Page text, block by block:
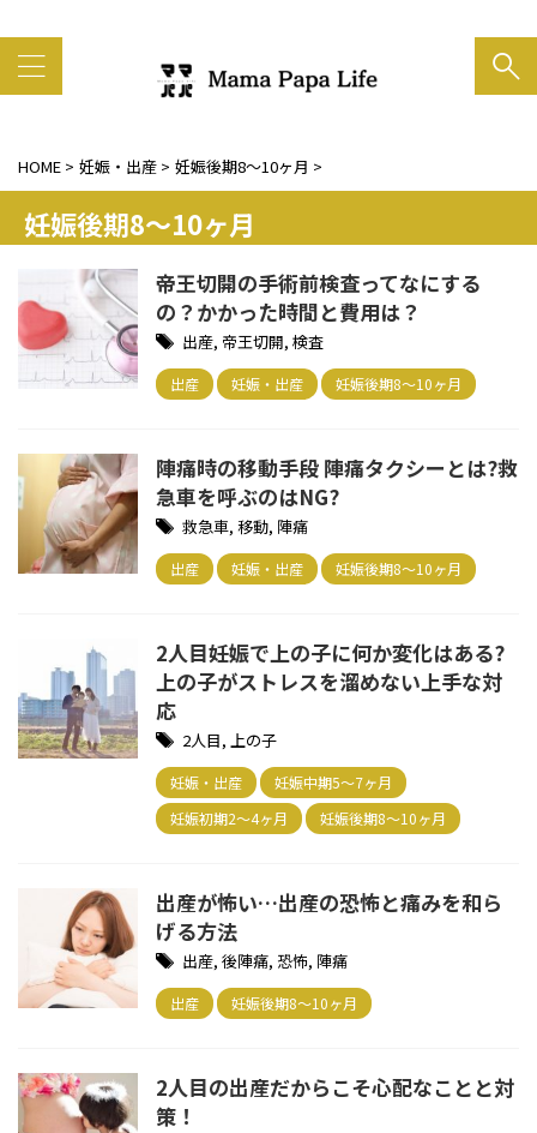
HOME > 妊娠・出産 > 妊娠後期8～10ヶ月 >
妊娠後期8～10ヶ月
帝王切開の手術前検査ってなにする
の？かかった時間と費用は？
出産, 帝王切開, 検査
出産 妊娠・出産 妊娠後期8～10ヶ月
陣痛時の移動手段 陣痛タクシーとは?救
急車を呼ぶのはNG?
救急車, 移動, 陣痛
出産 妊娠・出産 妊娠後期8～10ヶ月
2人目妊娠で上の子に何か変化はある?
上の子がストレスを溜めない上手な対
応
2人目, 上の子
妊娠・出産
妊娠中期5～7ヶ月
妊娠初期2～4ヶ月
妊娠後期8～10ヶ月
出産が怖い…出産の恐怖と痛みを和ら
げる方法
出産, 後陣痛, 恐怖, 陣痛
出産 妊娠後期8～10ヶ月
2人目の出産だからこそ心配なことと対
策！